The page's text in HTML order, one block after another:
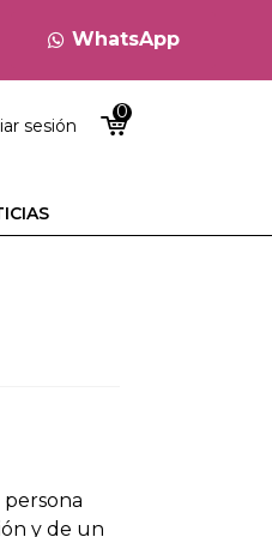
WhatsApp
sesión
0
y de un